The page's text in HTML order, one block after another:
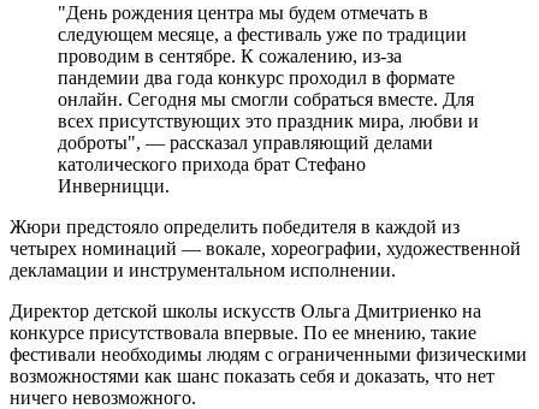
"День рождения центра мы будем отмечать в
следующем месяце, а фестиваль уже по традиции
проводим в сентябре. К сожалению, из-за
пандемии два года конкурс проходил в формате
онлайн. Сегодня мы смогли собраться вместе. Для
всех присутствующих это праздник мира, любви и
доброты", — рассказал управляющий делами
католического прихода брат Стефано
Инверницци.
Жюри предстояло определить победителя в каждой из
четырех номинаций — вокале, хореографии, художественной
декламации и инструментальном исполнении.
Директор детской школы искусств Ольга Дмитриенко на
конкурсе присутствовала впервые. По ее мнению, такие
фестивали необходимы людям с ограниченными физическими
возможностями как шанс показать себя и доказать, что нет
ничего невозможного.